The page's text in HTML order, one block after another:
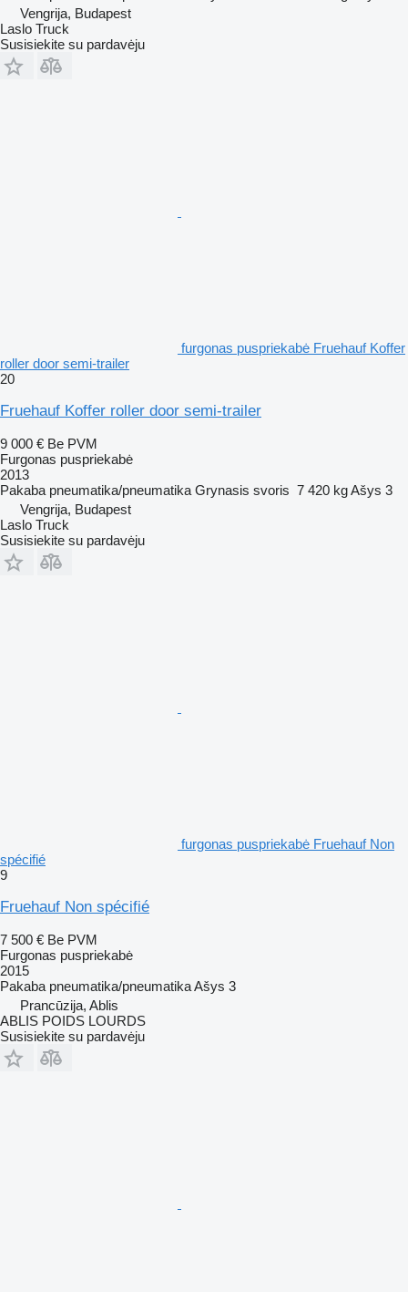
Vengrija, Budapest
Laslo Truck
Susisiekite su pardavėju
furgonas puspriekabė Fruehauf Koffer
roller door semi-trailer
20
Fruehauf Koffer roller door semi-trailer
9 000 € Be PVM
Furgonas puspriekabė
2013
Pakaba pneumatika/pneumatika Grynasis svoris 7 420 kgAšys 3
Vengrija, Budapest
Laslo Truck
Susisiekite su pardavėju
furgonas puspriekabė Fruehauf Non
spécifié
9
Fruehauf Non spécifié
7 500 € Be PVM
Furgonas puspriekabė
2015
Pakaba pneumatika/pneumatikaAšys 3
Prancūzija, Ablis
ABLIS POIDS LOURDS
Susisiekite su pardavėju